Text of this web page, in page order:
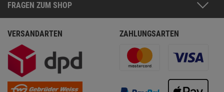
FRAGEN ZUM SHOP
VERSANDARTEN ZAHLUNGSARTEN